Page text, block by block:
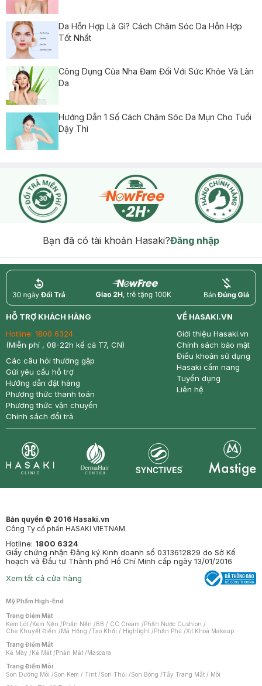
Da Hỗn Hợp Là Gì? Cách Chăm Sóc Da Hỗn Hợp
Tốt Nhất
Công Dụng Của Nha Đam Đối Với Sức Khỏe Và Làn
Da
Hướng Dẫn 1 Số Cách Chăm Sóc Da Mụn Cho Tuổi
Dậy Thì
Bạn đã có tài khoản Hasaki?Đăng nhập
return nowfree price
HỖ TRỢ KHÁCH HÀNG
Hotline: 1800 6324
(Miễn phí , 08-22h kể cả T7, CN)
Các câu hỏi thường gặp
Gửi yêu cầu hỗ trợ
Hướng dẫn đặt hàng
Phương thức thanh toán
Phương thức vận chuyển
Chính sách đổi trả
VỀ HASAKI.VN
Giới thiệu Hasaki.vn
Chính sách bảo mật
Điều khoản sử dụng
Hasaki cẩm nang
Tuyển dụng
Liên hệ
Bản quyền © 2016 Hasaki.vn
Công Ty cổ phần HASAKI VIETNAM
Hotline: 1800 6324
Giấy chứng nhận Đăng ký Kinh doanh số 0313612829 do Sở Kế
hoạch và Đầu tư Thành phố Hồ Chí Minh cấp ngày 13/01/2016
Xem tất cả cửa hàng
Mỹ Phẩm High-End
Trang Điểm Mặt
Kem Lót /Kem Nền /Phấn Nền /BB / CC Cream /Phấn Nước Cushion /
Che Khuyết Điểm /Má Hồng /Tạo Khối / Highlight /Phấn Phủ /Xịt Khoá Makeup
Trang Điểm Mắt
Kẻ Mày /Kẻ Mắt /Phấn Mắt /Mascara
Trang Điểm Môi
Son Dưỡng Môi /Son Kem / Tint /Son Thỏi /Son Bóng /Tẩy Trang Mắt / Môi